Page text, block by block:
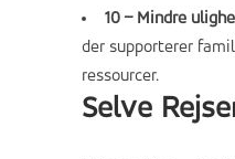
10 – Mindre
der supporterer
ressourcer.
Selve